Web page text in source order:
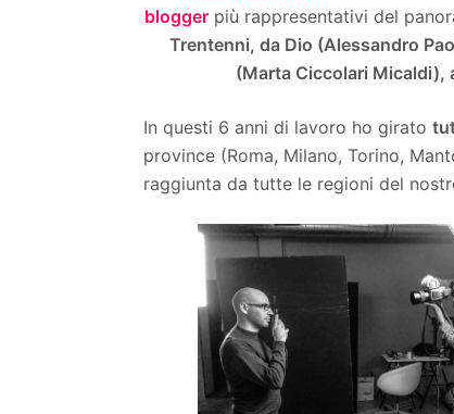
blogger più rappresentativi del
Trentenni, da Dio (Alessandro
(Marta Ciccolari Micaldi),
In questi 6 anni di lavoro ho girato
province (Roma, Milano, Torino,
raggiunta da tutte le regioni del